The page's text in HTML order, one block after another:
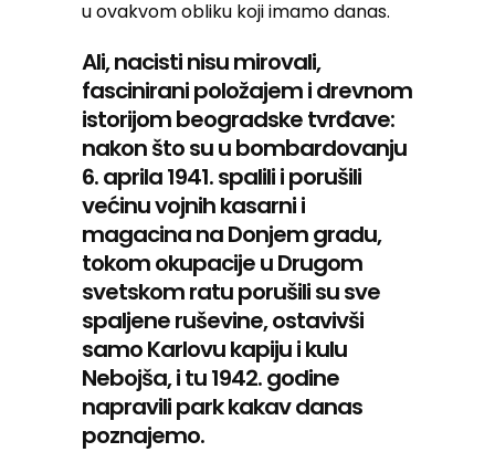
u ovakvom obliku koji imamo danas.
Ali, nacisti nisu mirovali,
fascinirani položajem i drevnom
istorijom beogradske tvrđave:
nakon što su u bombardovanju
6. aprila 1941. spalili i porušili
većinu vojnih kasarni i
magacina na Donjem gradu,
tokom okupacije u Drugom
svetskom ratu porušili su sve
spaljene ruševine, ostavivši
samo Karlovu kapiju i kulu
Nebojša, i tu 1942. godine
napravili park kakav danas
poznajemo.